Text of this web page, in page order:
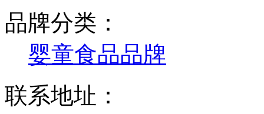
品牌分类：
婴童食品品牌
联系地址：